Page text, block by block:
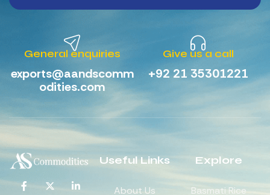
General enquiries
exports@aandscomm
odities.com
Give us a call
+92 21 35301221
Useful Links
About Us
Explore
Basmati Rice